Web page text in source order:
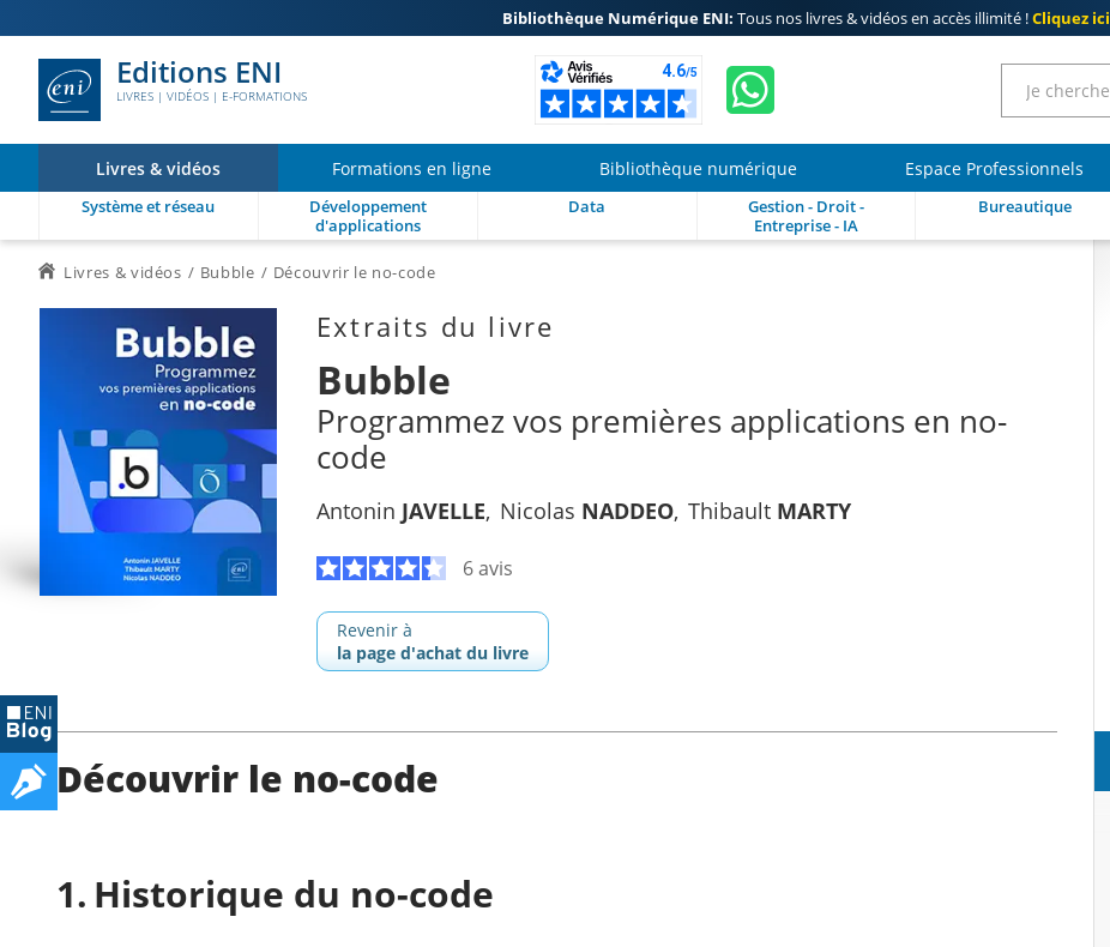
Bibliothèque Numérique ENI: Tous nos livres & vidéos en accès illimité !Cliquez ici
Editions ENI
LIVRES | VIDÉOS | E-FORMATIONS
Livres & vidéos Formations en ligne Bibliothèque numérique Espace Professionnels
Système et réseau
Développement
d'applications
Data
Gestion - Droit -
Entreprise - IA
Bureautique
Livres & vidéos Bubble Découvrir le no-code
Extraits du livre
Bubble
Programmez vos premières applications en no-
code
Antonin JAVELLE Nicolas NADDEO Thibault MARTY
6 avis
Revenir à
la page d'achat du livre
Découvrir le no-code
Historique du no-code